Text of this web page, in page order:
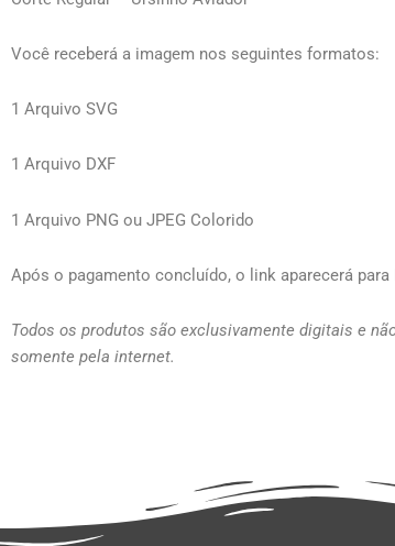
Você receberá a imagem nos seguintes formatos:
1 Arquivo SVG
1 Arquivo DXF
1 Arquivo PNG ou JPEG Colorido
Após o pagamento concluído, o link aparecerá para
Todos os produtos são exclusivamente digitais e
somente pela internet.